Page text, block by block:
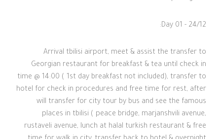
Day 01 - 24/12:
Arrival tbilisi airport, meet & assist the transfer to
Georgian restaurant for breakfast & tea until check in
time @ 14:00 ( 1st day breakfast not included), transfer to
hotel for check in procedures and free time for rest, after
will transfer for city tour by bus and see the famous
places in tbilisi ( peace bridge, marjanshvili avenue,
rustaveli avenue, lunch at halal turkish restaurant & free